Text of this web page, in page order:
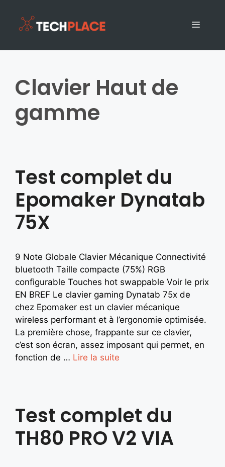
Clavier Haut de
gamme
Test complet du
Epomaker Dynatab
75X
9 Note Globale Clavier Mécanique Connectivité
bluetooth Taille compacte (75%) RGB
configurable Touches hot swappable Voir le prix
EN BREF Le clavier gaming Dynatab 75x de
chez Epomaker est un clavier mécanique
wireless performant et à l’ergonomie optimisée.
La première chose, frappante sur ce clavier,
c’est son écran, assez imposant qui permet, en
fonction de … Lire la suite
Test complet du
TH80 PRO V2 VIA